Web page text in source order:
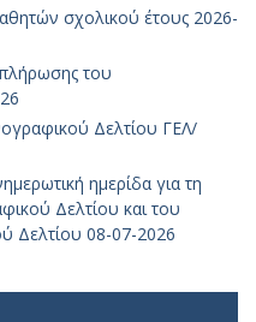
σχολικού έτους 2026-
του
Δελτίου ΓΕΛ/
ημερίδα για τη
Δελτίου και του
Δελτίου 08-07-2026